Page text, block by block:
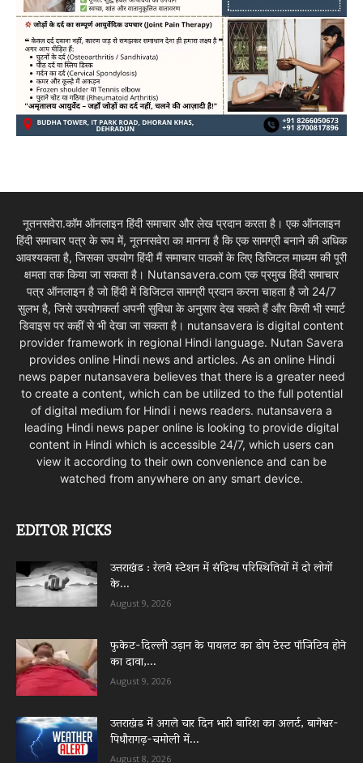
नूतनसवेरा.कॉम ऑनलाइन हिंदी समाचार और लेख प्रदान करता है। एक ऑनलाइन
हिंदी समाचार पत्र के रूप में, नूतनसवेरा का मानना है कि एक सामग्री बनाने की अधिक
आवश्यकता है, जिसका उपयोग हिंदी मैं समाचार पाठकों के लिए डिजिटल माध्यम की पूरी
क्षमता तक किया जा सकता है। Nutansavera.com एक प्रमुख हिंदी समाचार
पत्र ऑनलाइन है जो हिंदी में डिजिटल सामग्री प्रदान करना चाहता है जो 24/7
सुलभ है, जिसे उपयोगकर्ता अपनी सुविधा के अनुसार देख सकते हैं और किसी भी स्मार्ट
डिवाइस पर कहीं से भी देखा जा सकता है। nutansavera is digital content
provider framework in regional Hindi language. Nutan Savera
provides online Hindi news and articles. As an online Hindi
news paper nutansavera believes that there is a greater need
to create a content, which can be utilized to the full potential
of digital medium for Hindi i news readers. nutansavera a
leading Hindi news paper online is looking to provide digital
content in Hindi which is accessible 24/7, which users can
view it according to their own convenience and can be
watched from anywhere on any smart device.
EDITOR PICKS
उत्तराखंड : रेलवे स्टेशन में संदिग्ध परिस्थितियों में दो लोगों
के...
August 9, 2026
फुकेट-दिल्ली उड़ान के पायलट का डोप टेस्ट पॉजिटिव होने
का दावा,...
August 9, 2026
उत्तराखंड में अगले चार दिन भारी बारिश का अलर्ट, बागेश्वर-
पिथौरागढ़-चमोली में...
August 8, 2026